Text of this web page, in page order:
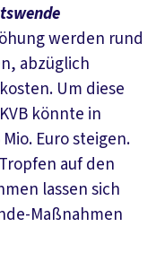
werden rund
abzüglich
Um diese
könnte in
Euro steigen.
auf den
lassen sich
Maßnahmen